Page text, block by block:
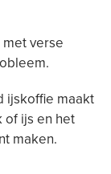
verse
ijskoffie maakt
of ijs en het
maken.